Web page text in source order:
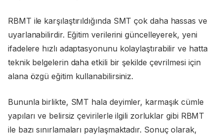
RBMT ile karşılaştırıldığında SMT çok daha hassas ve
uyarlanabilirdir. Eğitim verilerini güncelleyerek, yeni
ifadelere hızlı adaptasyonunu kolaylaştırabilir ve hatta
teknik belgelerin daha etkili bir şekilde çevrilmesi için
alana özgü eğitim kullanabilirsiniz.
Bununla birlikte, SMT hala deyimler, karmaşık cümle
yapıları ve belirsiz çevirilerle ilgili zorluklar gibi RBMT
ile bazı sınırlamaları paylaşmaktadır. Sonuç olarak,